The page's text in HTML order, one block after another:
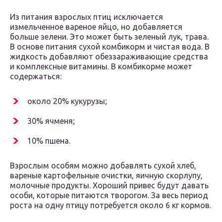
Из питания взрослых птиц исключается
измельченное вареное яйцо, но добавляется
больше зелени. Это может быть зеленый лук, трава.
В основе питания сухой комбикорм и чистая вода. В
жидкость добавляют обеззараживающие средства
и комплексные витамины. В комбикорме может
содержаться:
около 20% кукурузы;
30% ячменя;
10% пшена.
Взрослым особям можно добавлять сухой хлеб,
вареные картофельные очистки, яичную скорлупу,
молочные продукты. Хороший привес будут давать
особи, которые питаются творогом. За весь период
роста на одну птицу потребуется около 6 кг кормов.